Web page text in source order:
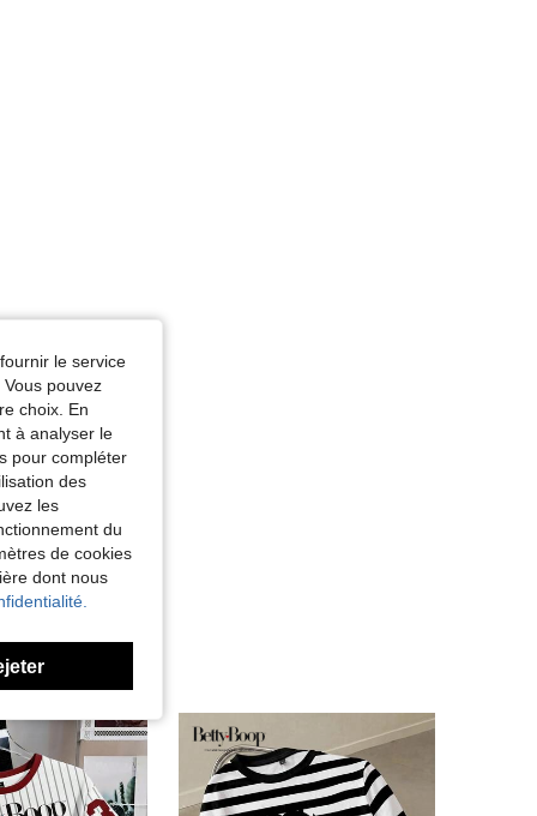
le service
pouvez
choix. En
à analyser le
pour compléter
des
les
du
de cookies
dont nous